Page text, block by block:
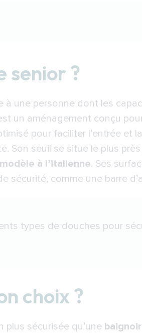
soi-même ?
des aidants
budget prévoir ?
à votre chevet !
pied sur une cabine
: IdealDouche®
adaptée aux seniors ?
senior ?
à une personne dont les
un aménagement conçu
pour faciliter l’entrée et
Son seuil se situe le plus
à l’italienne. Ses
sécurité, comme une barre
types de douches pour
choix ?
sécurisée qu’une